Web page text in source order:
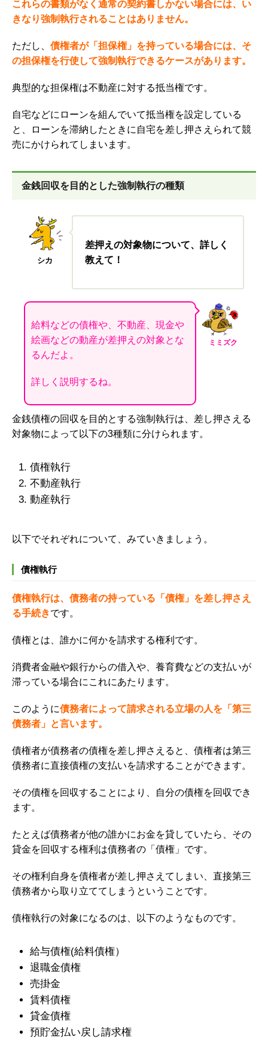
これらの書類がなく通常の契約書しかない場合には、い
きなり強制執行されることはありません。
ただし、 債権者が「担保権」を持っている場合には、そ
の担保権を行使して強制執行できるケースがあります。
典型的な担保権は不動産に対する抵当権です。
自宅などにローンを組んでいて抵当権を設定している
と、ローンを滞納したときに自宅を差し押さえられて競
売にかけられてしまいます。
金銭回収を目的とした強制執行の種類
シカ
差押えの対象物について、詳しく
教えて！
ミミズク
給料などの債権や、不動産、現金や
絵画などの動産が差押えの対象とな
るんだよ。
詳しく説明するね。
金銭債権の回収を目的とする強制執行は、差し押さえる
対象物によって以下の3種類に分けられます。
債権執行
不動産執行
動産執行
以下でそれぞれについて、みていきましょう。
債権執行
債権執行は、債務者の持っている「債権」を差し押さえ
る手続きです。
債権とは、誰かに何かを請求する権利です。
消費者金融や銀行からの借入や、養育費などの支払いが
滞っている場合にこれにあたります。
このように債務者によって請求される立場の人を「第三
債務者」と言います。
債権者が債務者の債権を差し押さえると、債権者は第三
債務者に直接債権の支払いを請求することができます。
その債権を回収することにより、自分の債権を回収でき
ます。
たとえば債務者が他の誰かにお金を貸していたら、その
貸金を回収する権利は債務者の「債権」です。
その権利自身を債権者が差し押さえてしまい、直接第三
債務者から取り立ててしまうということです。
債権執行の対象になるのは、以下のようなものです。
給与債権(給料債権）
退職金債権
売掛金
賃料債権
貸金債権
預貯金払い戻し請求権